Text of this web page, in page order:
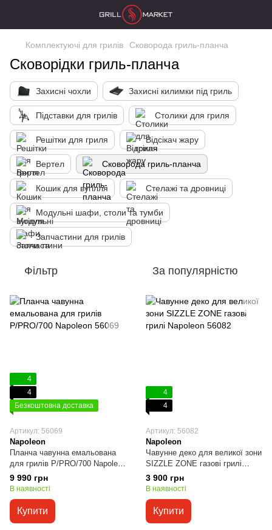
Комплектуючі для грилів Сковорода гриль-планча
Сковорідки гриль-планча
Захисні чохли Захисні килимки під гриль
Підставки для грилів Столики для гриля
Решітки для гриля Відсікач жару
Вертел Сковорода гриль-планча
Кошик для вугілля Стелажі та дровниці
Модульні шафи, столи та тумби
Запчастини для грилів
Фільтр За популярністю
4
4
Безкоштовна доставка
Артикул: 56069
Napoleon
Планча чавунна емальована
для грилів P/PRO/700 Napoleon
56069
9 990 грн
В наявності
Купити
4
4
Артикул: 56082
Napoleon
Чавунне деко для великої зони
SIZZLE ZONE газові грилі
Napoleon 56082
3 900 грн
В наявності
Купити